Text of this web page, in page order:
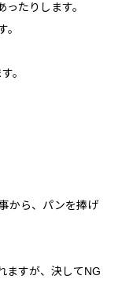
たりします。
。
。
から、パンを捧げ
ますが、決してNG